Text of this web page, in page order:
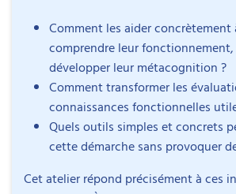
Comment les aider concrètement
comprendre leur fonctionnement,
développer leur métacognition ?
Comment transformer les
connaissances fonctionnelles
Quels outils simples et concrets
cette démarche sans provoquer
Cet atelier répond précisément à ces